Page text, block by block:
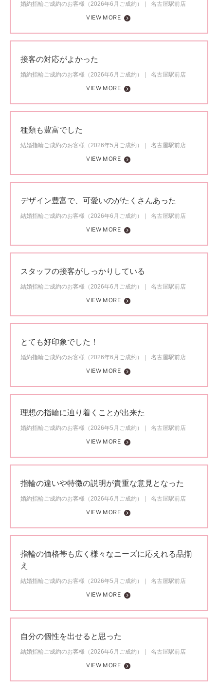
婚約指輪ご成約のお客様（2026年6月ご成約）
名古屋駅前店
VIEW MORE
接客の対応がよかった
婚約指輪ご成約のお客様（2026年6月ご成約）
名古屋駅前店
VIEW MORE
種類も豊富でした
結婚指輪ご成約のお客様（2026年5月ご成約）
名古屋駅前店
VIEW MORE
デザイン豊富で、可愛いのがたくさんあった
結婚指輪ご成約のお客様（2026年6月ご成約）
名古屋駅前店
VIEW MORE
スタッフの接客がしっかりしている
結婚指輪ご成約のお客様（2026年6月ご成約）
名古屋駅前店
VIEW MORE
とても好印象でした！
婚約指輪ご成約のお客様（2026年6月ご成約）
名古屋駅前店
VIEW MORE
理想の指輪に辿り着くことが出来た
婚約指輪ご成約のお客様（2026年5月ご成約）
名古屋駅前店
VIEW MORE
指輪の違いや特徴の説明が貴重な意見となった
婚約指輪ご成約のお客様（2026年6月ご成約）
名古屋駅前店
VIEW MORE
指輪の価格帯も広く様々なニーズに応えれる品揃
え
結婚指輪ご成約のお客様（2026年5月ご成約）
名古屋駅前店
VIEW MORE
自分の個性を出せると思った
結婚指輪ご成約のお客様（2026年6月ご成約）
名古屋駅前店
VIEW MORE